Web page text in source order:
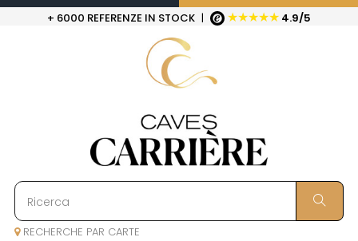
+ 6000 REFERENZE IN STOCK | ★★★★★ 4.9/5
RECHERCHE PAR CARTE